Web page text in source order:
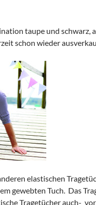
taupe und schwarz,
schon wieder
elastischen
gewebten Tuch. Das
Tragetücher auch-